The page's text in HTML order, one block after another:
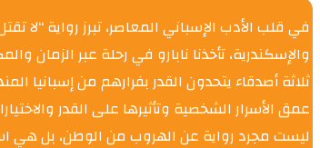
في قلب الأدب الإسباني المعاصر، تبرز رواية “لا
ثلاثة أصدقاء يتحدون القدر بفرارهم من